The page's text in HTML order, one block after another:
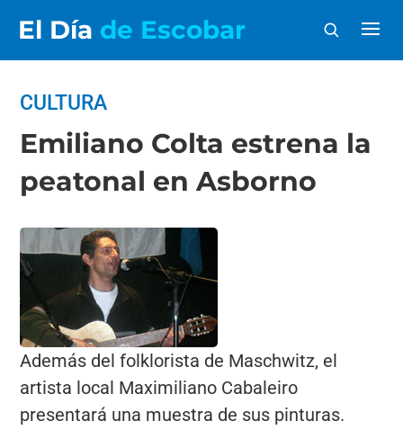
El Día de Escobar
CULTURA
Emiliano Colta estrena la
peatonal en Asborno
Además del folklorista de Maschwitz, el
artista local Maximiliano Cabaleiro
presentará una muestra de sus pinturas.